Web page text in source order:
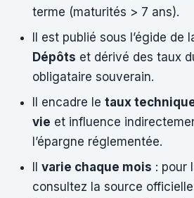
terme (maturités > 7 ans).
Il est publié sous l’égide de
Dépôts et dérivé des taux
obligataire souverain.
Il encadre le taux
vie et influence
l’épargne réglementée.
Il varie chaque mois : pour
consultez la source